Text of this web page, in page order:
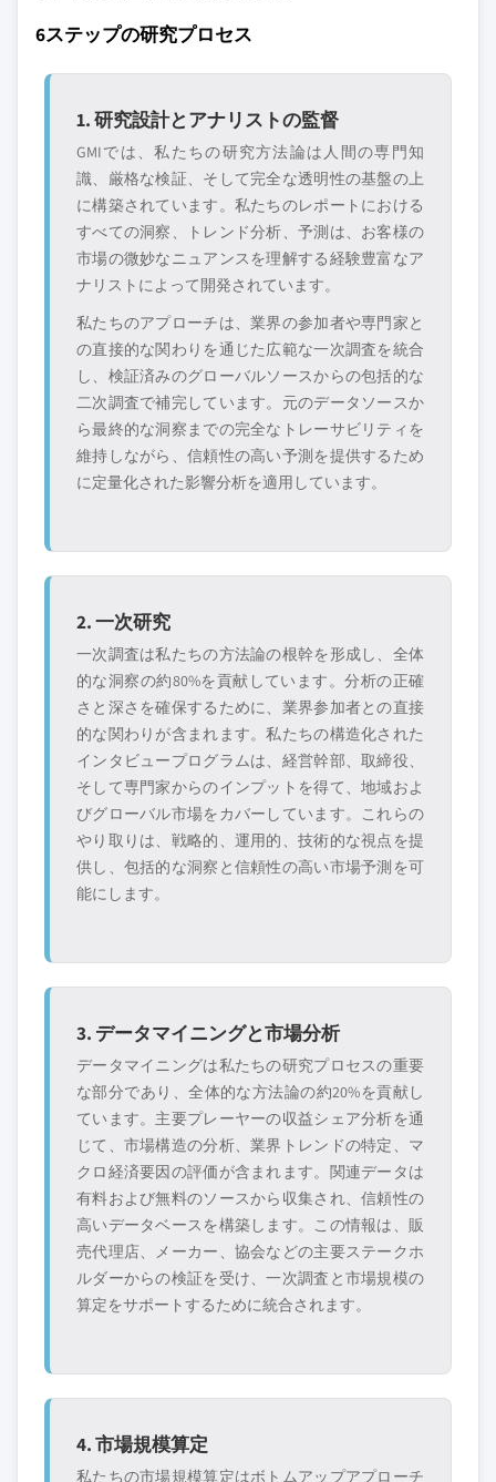
競合環境には以下も含まれる可能性があります
域・国内限定のリ
ーダー企業
やチャネルパート
新興の破壊的企
業、スタートアッ
プ、または隣接業
界からの参入者
特定の用途やエン
ドユースに特化し
たニッチプレイヤ
ー
無料カスタマイズ - レポート価値の最大
20%
特定のデータが必要ですか？カスタマイ
ズをリクエストして、正確な要件に合わ
せた洞察を入手してください。
カスタマイズを依頼する →
6ステップの研究プロセス
1. 研究設計とアナリストの監督
GMIでは、私たちの研究方法論は人間の専門知
識、厳格な検証、そして完全な透明性の基盤の上
に構築されています。私たちのレポートにおける
すべての洞察、トレンド分析、予測は、お客様の
市場の微妙なニュアンスを理解する経験豊富なア
ナリストによって開発されています。
私たちのアプローチは、業界の参加者や専門家と
の直接的な関わりを通じた広範な一次調査を統合
し、検証済みのグローバルソースからの包括的な
二次調査で補完しています。元のデータソースか
ら最終的な洞察までの完全なトレーサビリティを
維持しながら、信頼性の高い予測を提供するため
に定量化された影響分析を適用しています。
2. 一次研究
一次調査は私たちの方法論の根幹を形成し、全体
的な洞察の約80%を貢献しています。分析の正確
さと深さを確保するために、業界参加者との直接
的な関わりが含まれます。私たちの構造化された
インタビュープログラムは、経営幹部、取締役、
そして専門家からのインプットを得て、地域およ
びグローバル市場をカバーしています。これらの
やり取りは、戦略的、運用的、技術的な視点を提
供し、包括的な洞察と信頼性の高い市場予測を可
能にします。
3. データマイニングと市場分析
データマイニングは私たちの研究プロセスの重要
な部分であり、全体的な方法論の約20%を貢献し
ています。主要プレーヤーの収益シェア分析を通
じて、市場構造の分析、業界トレンドの特定、マ
クロ経済要因の評価が含まれます。関連データは
有料および無料のソースから収集され、信頼性の
高いデータベースを構築します。この情報は、販
売代理店、メーカー、協会などの主要ステークホ
ルダーからの検証を受け、一次調査と市場規模の
算定をサポートするために統合されます。
4. 市場規模算定
私たちの市場規模算定はボトムアップアプローチ